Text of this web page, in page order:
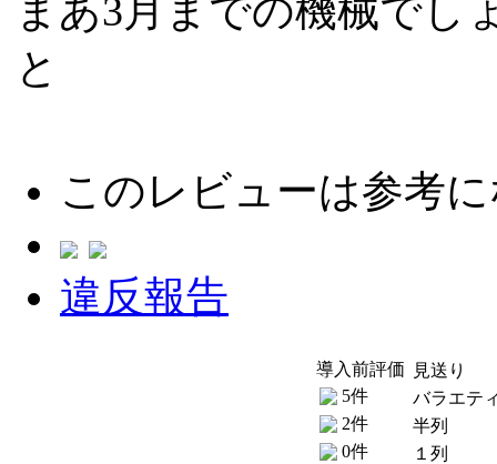
まあ3月までの機械でし
と
このレビューは参考
違反報告
導入前評価
5件
2件
0件
見送り
バラエテ
半列
１列